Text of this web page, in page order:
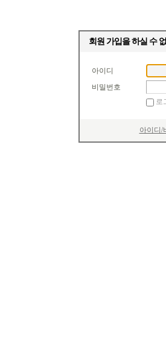
회원 가입을 하실 수
아이디
비밀번호
로
아이디/